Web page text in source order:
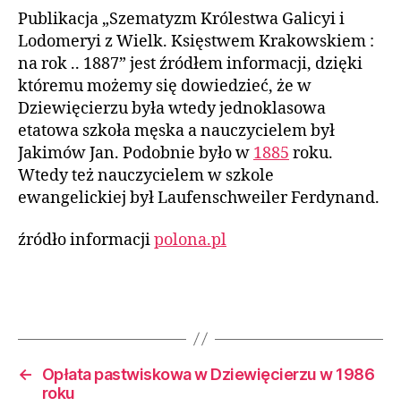
Publikacja „Szematyzm Królestwa Galicyi i
Lodomeryi z Wielk. Księstwem Krakowskiem :
na rok .. 1887” jest źródłem informacji, dzięki
któremu możemy się dowiedzieć, że w
Dziewięcierzu była wtedy jednoklasowa
etatowa szkoła męska a nauczycielem był
Jakimów Jan. Podobnie było w 1885 roku.
Wtedy też nauczycielem w szkole
ewangelickiej był Laufenschweiler Ferdynand.
źródło informacjipolona.pl
←
Opłata pastwiskowa w Dziewięcierzu w 1986
roku